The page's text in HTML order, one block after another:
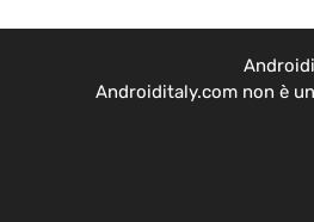
Androiditaly.com non è